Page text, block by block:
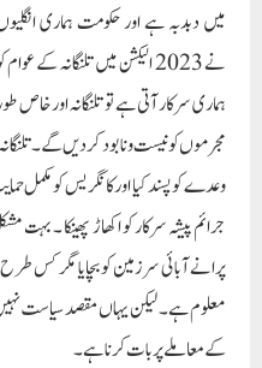
میں دبدبہ ہے اور حکومت ہماری
نے 2023 الیکشن میں تلنگانہ
ہماری سرکار آتی ہے تو تلنگانہ اور خاص
مجرموں کو نیست و نابود کردیں گے۔
وعدے کو پسند کیا اور کانگریس کو مکمل
جرائم پیشہ سرکار کو اکھاڑ پھینکا ۔
پرانے آبائی سرزمین کو بچایا مگر کس
معلوم ہے۔ لیکن یہاں مقصد سیاست
کے معاملے پربات کرنا ہے۔